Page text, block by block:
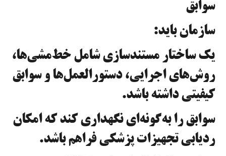
سوابق
سازمان باید:
یک ساختار مستندسازی شامل خط‌مشی‌ها،
روش‌های اجرایی، دستورالعمل‌ها و سوابق
کیفیتی داشته باشد.
سوابق را به‌گونه‌ای نگهداری کند که امکان
ردیابی تجهیزات پزشکی فراهم باشد.